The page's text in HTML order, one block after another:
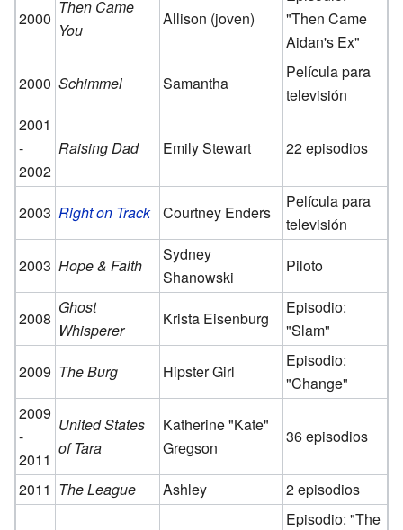
2000
Then Came
You
Allison (joven)
"Then Came
Aidan's Ex"
2000 Schimmel Samantha
Película para
televisión
2001
-
2002
Raising Dad Emily Stewart 22 episodios
2003 Right on Track Courtney Enders
Película para
televisión
2003 Hope & Faith
Sydney
Shanowski
Piloto
2008
Ghost
Whisperer
Krista Eisenburg
Episodio:
"Slam"
2009 The Burg Hipster Girl
Episodio:
"Change"
2009
-
2011
United States
of Tara
Katherine "Kate"
Gregson
36 episodios
2011 The League Ashley 2 episodios
Episodio: "The